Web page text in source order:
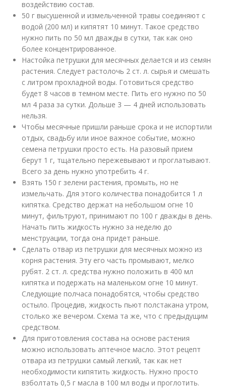
воздействию состав.
50 г высушенной и измельченной травы соединяют с
водой (200 мл) и кипятят 10 минут. Такое средство
нужно пить по 50 мл дважды в сутки, так как оно
более концентрированное.
Настойка петрушки для месячных делается и из семян
растения. Следует растолочь 2 ст. л. сырья и смешать
с литром прохладной воды. Готовиться средство
будет 8 часов в темном месте. Пить его нужно по 50
мл 4 раза за сутки. Дольше 3 — 4 дней использовать
нельзя.
Чтобы месячные пришли раньше срока и не испортили
отдых, свадьбу или иное важное событие, можно
семена петрушки просто есть. На разовый прием
берут 1 г, тщательно пережевывают и проглатывают.
Всего за день нужно употребить 4 г.
Взять 150 г зелени растения, промыть, но не
измельчать. Для этого количества понадобится 1 л
кипятка. Средство держат на небольшом огне 10
минут, фильтруют, принимают по 100 г дважды в день.
Начать пить жидкость нужно за неделю до
менструации, тогда она придет раньше.
Сделать отвар из петрушки для месячных можно из
корня растения. Эту его часть промывают, мелко
рубят. 2 ст. л. средства нужно положить в 400 мл
кипятка и подержать на маленьком огне 10 минут.
Следующие полчаса понадобятся, чтобы средство
остыло. Процедив, жидкость пьют полстакана утром,
столько же вечером. Схема та же, что с предыдущим
средством.
Для приготовления состава на основе растения
можно использовать аптечное масло. Этот рецепт
отвара из петрушки самый легкий, так как нет
необходимости кипятить жидкость. Нужно просто
взболтать 0,5 г масла в 100 мл воды и проглотить.